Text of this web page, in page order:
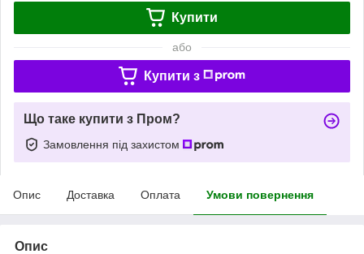
Купити
або
Купити з
Що таке купити з Пром?
Замовлення під захистом
Опис Доставка Оплата Умови повернення
Опис